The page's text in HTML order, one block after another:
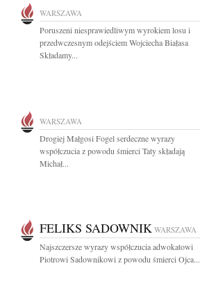
WARSZAWA
Poruszeni niesprawiedliwym wyrokiem losu i
przedwczesnym odejściem Wojciecha Białasa
Składamy...
WARSZAWA
Drogiej Małgosi Fogel serdeczne wyrazy
współczucia z powodu śmierci Taty składają
Michał...
FELIKS SADOWNIK WARSZAWA
Najszczersze wyrazy współczucia adwokatowi
Piotrowi Sadownikowi z powodu śmierci Ojca...